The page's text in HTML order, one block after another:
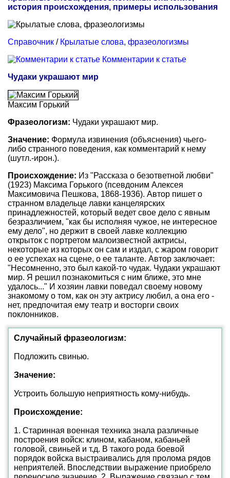
история происхождения, примеры использования
Справочник / Крылатые слова, фразеологизмы
Комментарии к статье
Чудаки украшают мир
Максим Горький
Фразеологизм: Чудаки украшают мир.
Значение: Формула извинения (объяснения) чьего-
либо странного поведения, как комментарий к нему
(шутл.-ирон.).
Происхождение: Из "Рассказа о безответной любви"
(1923) Максима Горького (псевдоним Алексея
Максимовича Пешкова, 1868-1936). Автор пишет о
странном владельце лавки канцелярских
принадлежностей, который ведет свое дело с явным
безразличием, "как бы исполняя чужое, не интересное
ему дело", но держит в своей лавке коллекцию
открыток с портретом малоизвестной актрисы,
некоторые из которых он сам и издал, с жаром говорит
о ее успехах на сцене, о ее таланте. Автор заключает:
"Несомненно, это был какой-то чудак. Чудаки украшают
мир. Я решил познакомиться с ним ближе, это мне
удалось..." И хозяин лавки поведал своему новому
знакомому о том, как он эту актрису любил, а она его -
нет, предпочитая ему театр и восторги своих
поклонников.
Случайный фразеологизм:
Подложить свинью.
Значение:
Устроить большую неприятность кому-нибудь.
Происхождение:
1. Старинная военная техника знала различные
построения войск: клином, кабаном, кабаньей
головой, свиньей и т.д. В такого рода боевой
порядок войска выстраивались для пролома рядов
неприятелей. Впоследствии выражение приобрело